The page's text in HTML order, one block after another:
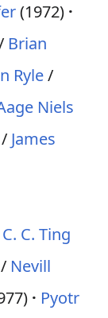
(1972)
Brian
Ryle/
Niels
/ James
C. Ting
/ Nevill
Pyotr